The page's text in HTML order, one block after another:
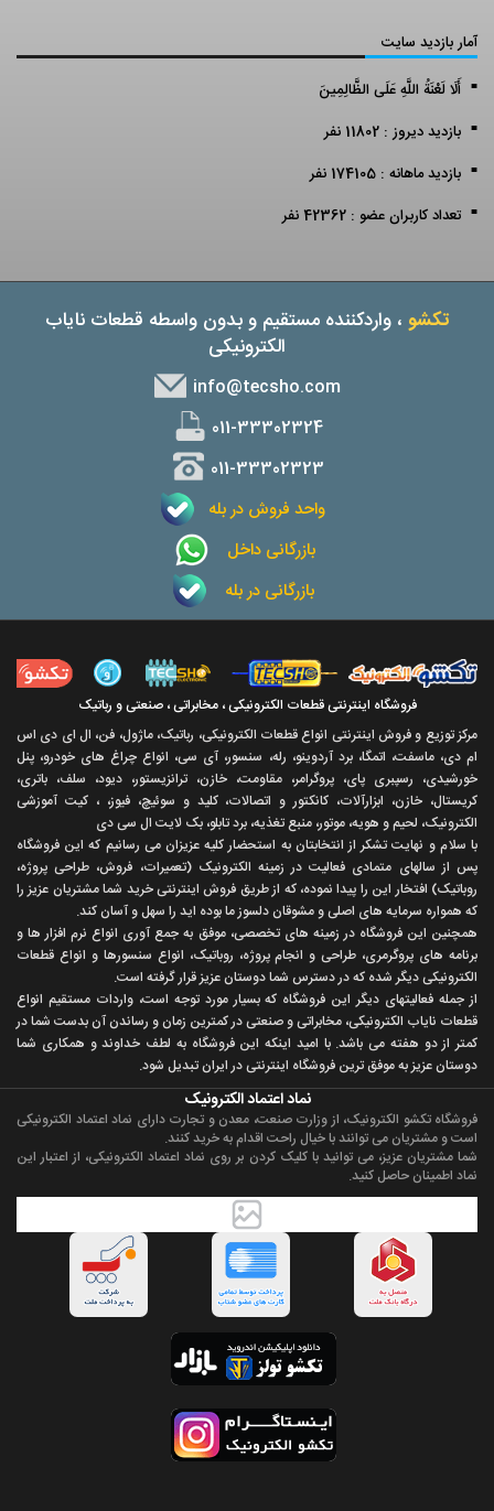
آمار بازدید سایت
أَلَا لَعْنَةُ اللَّهِ عَلَى الظَّالِمِينَ
بازدید دیروز : 11802 نفر
بازدید ماهانه : 174105 نفر
تعداد کاربران عضو : 42362 نفر
تکشو ، واردکننده مستقیم و بدون واسطه قطعات نایاب
الکترونیکی
info@tecsho.com
011-33302324
011-33302323
واحد فروش در بله
بازرگانی داخل
بازرگانی در بله
فروشگاه اینترنتی قطعات الکترونیکی ، مخابراتی ، صنعتی و رباتیک
مرکز توزیع و فروش اینترنتی انواع قطعات الکترونیکی، رباتیک، ماژول، فن، ال ای دی اس
ام دی، ماسفت، اتمگا، برد آردوینو، رله، سنسور، آی سی، انواع چراغ های خودرو، پنل
خورشیدی، رسپبری پای، پروگرامر، مقاومت، خازن، ترانزیستور، دیود، سلف، باتری،
کریستال، خازن، ابزارآلات، کانکتور و اتصالات، کلید و سوئیچ، فیوز، ، کیت آموزشی
الکترونیک، لحیم و هویه، موتور، منبع تغذیه، برد تابلو، بک لایت ال سی دی
با سلام و نهايت تشکر از انتخابتان به استحضار کليه عزيزان می رسانيم که اين فروشگاه
پس از سالهای متمادی فعاليت در زمينه الکترونيک (تعميرات، فروش، طراحی پروژه،
روباتيک) افتخار اين را پيدا نموده، که از طريق فروش اينترنتی خريد شما مشتريان عزيز را
که همواره سرمايه های اصلی و مشوقان دلسوز ما بوده ايد را سهل و آسان کند.
همچنين اين فروشگاه در زمينه های تخصصی، موفق به جمع آوری انواع نرم افزار ها و
برنامه های پروگرمری، طراحی و انجام پروژه، روباتيک، انواع سنسورها و انواع قطعات
الکترونيکی ديگر شده که در دسترس شما دوستان عزيز قرار گرفته است.
از جمله فعاليتهای ديگر اين فروشگاه که بسيار مورد توجه است، واردات مستقیم انواع
قطعات ناياب الکترونيکی، مخابراتی و صنعتی در کمترين زمان و رساندن آن بدست شما در
کمتر از دو هفته می باشد. با اميد اينکه اين فروشگاه به لطف خداوند و همکاری شما
دوستان عزيز به موفق ترين فروشگاه اینترنتی در ایران تبديل شود.
نماد اعتماد الکترونیک
فروشگاه تکشو الکترونیک، از وزارت صنعت، معدن و تجارت دارای نماد اعتماد الکترونیکی
است و مشتریان می توانند با خیال راحت اقدام به خرید کنند.
شما مشتریان عزیز، می توانید با کلیک کردن بر روی نماد اعتماد الکترونیکی، از اعتبار این
نماد اطمینان حاصل کنید.